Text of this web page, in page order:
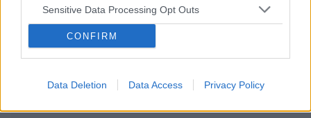
Sensitive Data Processing Opt Outs
CONFIRM
Data Deletion Data Access Privacy Policy
Obtarcie blon sluzowych pochwy
Obtarcie blon sluzowych pochwy podczas
seksu.Krew poleciala i jest pieczenie podczas
sikania i napuchniete .Jaka masc albo zel
pacjentki